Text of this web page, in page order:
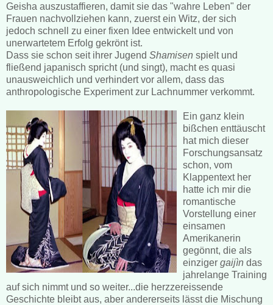
Geisha auszustaffieren, damit sie das "wahre Leben" der
Frauen nachvollziehen kann, zuerst ein Witz, der sich
jedoch schnell zu einer fixen Idee entwickelt und von
unerwartetem Erfolg gekrönt ist.
Dass sie schon seit ihrer Jugend Shamisen spielt und
fließend japanisch spricht (und singt), macht es quasi
unausweichlich und verhindert vor allem, dass das
anthropologische Experiment zur Lachnummer verkommt.
Ein ganz klein
bißchen enttäuscht
hat mich dieser
Forschungsansatz
schon, vom
Klappentext her
hatte ich mir die
romantische
Vorstellung einer
einsamen
Amerikanerin
gegönnt, die als
einziger gaijìn das
jahrelange Training
auf sich nimmt und so weiter...die herzzereissende
Geschichte bleibt aus, aber andererseits lässt die Mischung